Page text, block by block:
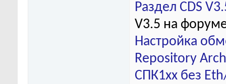
Раздел CDS
V3.5 на
Настройка
Repository
СПК1хх без